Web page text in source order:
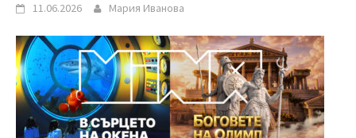
11.06.2026 Мария Иванова